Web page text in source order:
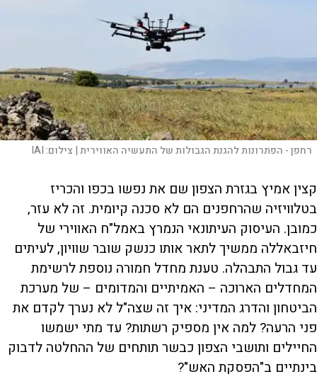
רחפן - הפתרונות להגנת הגבולות של התעשיה האווירית | צילום:IAI
קצין אמיץ בגזרת הצפון שם את נפשו בכפו והכריז
בטלוויזיה שהרחפנים הם לא סכנה קיומית. זה לא עזר,
כמובן. העיסוק העיתונאי הנמרץ באמל"ח האווירי של
חיזבאללה ממשיך לתאר אותו כנשק שובר שוויון, לעיתים
עד גבול התבהלה. טענת מחדל חמורה נוספת לרשימת
המחדלים הארוכה – האמיתיים והמדומים – של מערכת
הביטחון והדרג המדיני: איך זה שצה"ל לא נערך לקדם את
פני הרעה? למה אין מספיק רשתות? עד מתי ישמשו
החיילים ותושבי הצפון כבשר תותחים של ההחלטה לדבוק
בינתיים ב"הפסקת האש"?